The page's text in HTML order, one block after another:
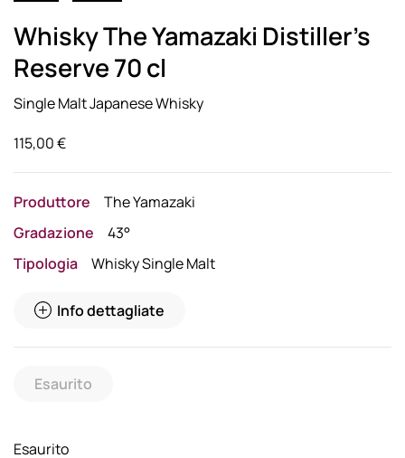
Whisky The Yamazaki Distiller’s
Reserve 70 cl
Single Malt Japanese Whisky
115,00€
Produttore
The Yamazaki
Gradazione
43°
Tipologia
Whisky Single Malt
Info dettagliate
Esaurito
Esaurito